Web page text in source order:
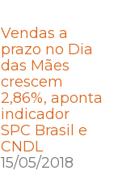
Vendas a
prazo no Dia
das Mães
crescem
2,86%, aponta
indicador
SPC Brasil e
CNDL
15/05/2018